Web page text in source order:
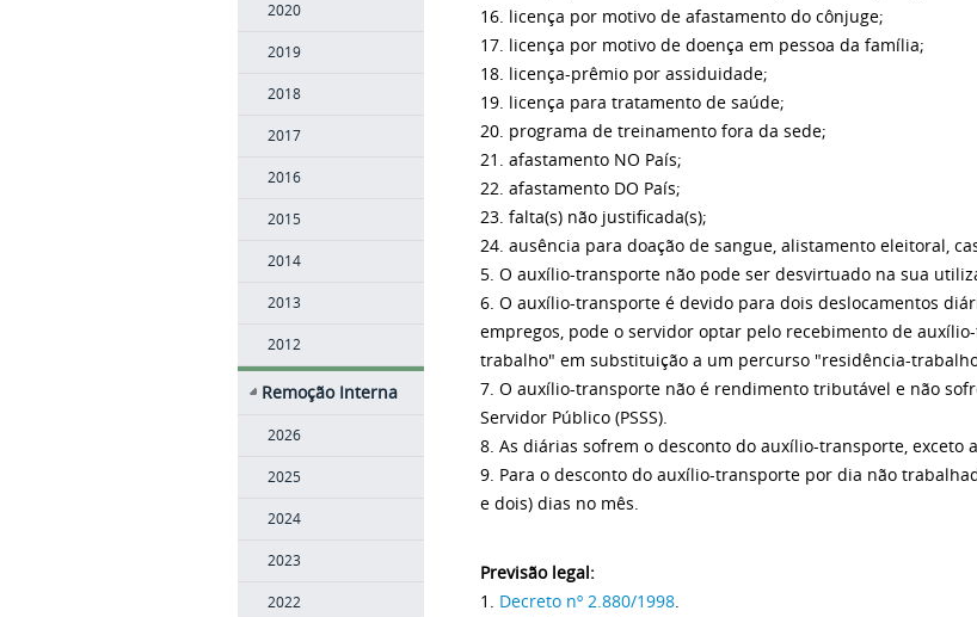
2020
2019
2018
2017
2016
2015
2014
2013
2012
Remoção Interna
2026
2025
2024
2023
2022
16. licença por motivo de afastamento do cônjuge;
17. licença por motivo de doença em pessoa da família;
18. licença-prêmio por assiduidade;
19. licença para tratamento de saúde;
20. programa de treinamento fora da sede;
21. afastamento NO País;
22. afastamento DO País;
23. falta(s) não justificada(s);
24. ausência para doação de sangue, alistamento eleitoral,
5. O auxílio-transporte não pode ser desvirtuado na sua
6. O auxílio-transporte é devido para dois deslocamentos
empregos, pode o servidor optar pelo recebimento de
trabalho" em substituição a um percurso "residência-
7. O auxílio-transporte não é rendimento tributável e não
Servidor Público (PSSS).
8. As diárias sofrem o desconto do auxílio-transporte, exceto
9. Para o desconto do auxílio-transporte por dia não
e dois) dias no mês.
Previsão legal:
1. Decreto nº 2.880/1998.